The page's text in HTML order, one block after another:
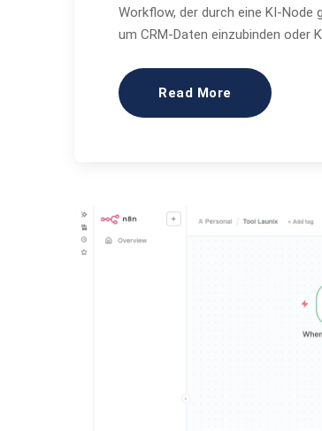
Workflow, der durch eine KI-Node
um CRM-Daten einzubinden oder
Read More